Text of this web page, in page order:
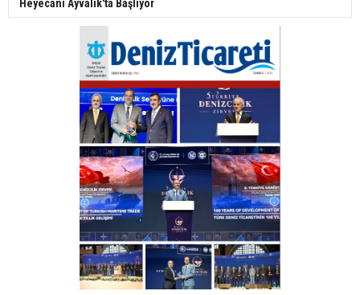
Heyecanı Ayvalık'ta Başlıyor